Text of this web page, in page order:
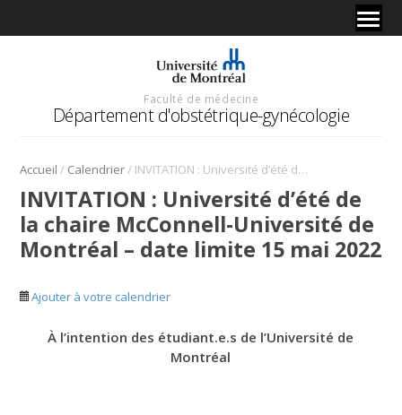
Faculté de médecine
Département d'obstétrique-gynécologie
Accueil / Calendrier/ INVITATION : Université d’été de la chaire McConnell-Université de Montréal – date limite 15 mai 2022
INVITATION : Université d’été de
la chaire McConnell-Université de
Montréal – date limite 15 mai 2022
Ajouter à votre calendrier
À l’intention des étudiant.e.s de l’Université de
Montréal